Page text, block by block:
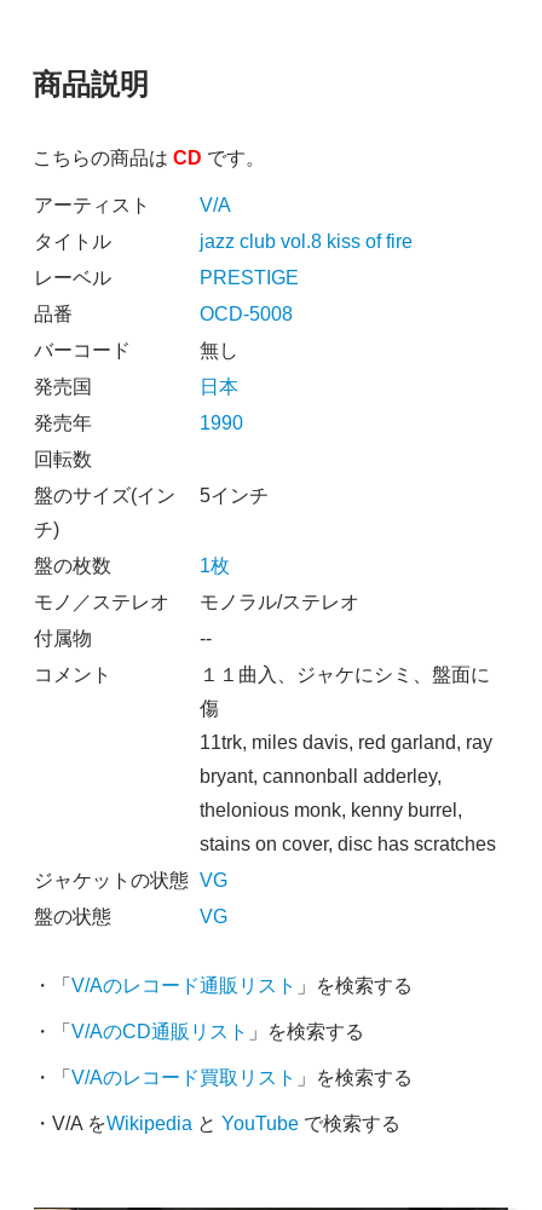
商品説明
こちらの商品は CD です。
アーティスト
V/A
タイトル
jazz club vol.8 kiss of fire
レーベル
PRESTIGE
品番
OCD-5008
バーコード
無し
発売国
日本
発売年
1990
回転数
盤のサイズ(イン
チ)
5インチ
盤の枚数
1枚
モノ／ステレオ
モノラル/ステレオ
付属物
--
コメント
１１曲入、ジャケにシミ、盤面に
傷
11trk, miles davis, red garland, ray
bryant, cannonball adderley,
thelonious monk, kenny burrel,
stains on cover, disc has scratches
ジャケットの状態 VG
盤の状態
VG
・「 V/Aのレコード通販リスト 」を検索する
・「 V/AのCD通販リスト 」を検索する
・「 V/Aのレコード買取リスト 」を検索する
・V/A をWikipedia と YouTubeで検索する